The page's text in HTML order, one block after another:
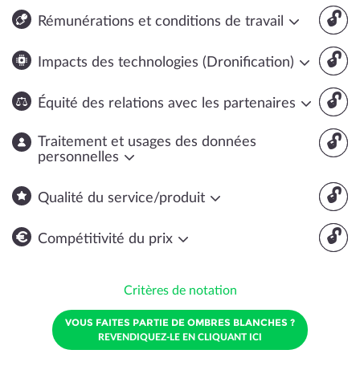
🔓
Rémunérations et conditions de travail
🔓
Impacts des technologies (Dronification)
🔓
Équité des relations avec les partenaires
🔓
Traitement et usages des données
personnelles
🔓
Qualité du service/produit
🔓
Compétitivité du prix
Critères de notation
VOUS FAITES PARTIE DE OMBRES BLANCHES ?
REVENDIQUEZ-LE EN CLIQUANT ICI